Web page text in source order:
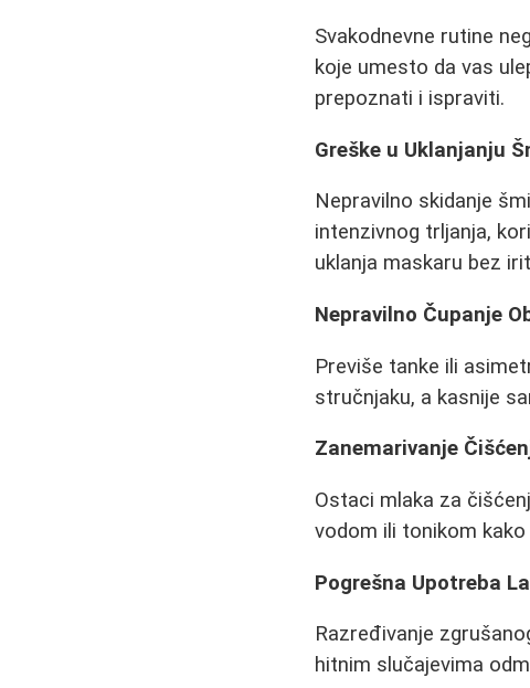
Svakodnevne rutine
koje umesto da vas
prepoznati i ispraviti.
Greške u Uklanjanju
Nepravilno skidanje
intenzivnog trljanja,
uklanja maskaru bez
Nepravilno Čupanje
Previše tanke ili
stručnjaku, a kasnije
Zanemarivanje
Ostaci mlaka za
vodom ili tonikom
Pogrešna Upotreba
Razređivanje
hitnim slučajevima